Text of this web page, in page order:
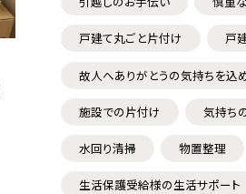
戸建て丸ごと片付け 戸
故人へありがとうの気持ちを込
施設での片付け 気持ち
水回り清掃 物置整理
生活保護受給様の生活サポート